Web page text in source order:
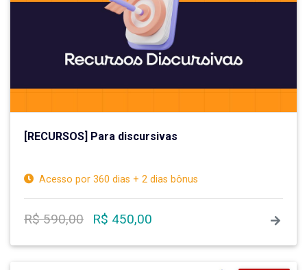
[RECURSOS] Para discursivas
Acesso por 360 dias + 2 dias bônus
R$ 590,00 R$ 450,00